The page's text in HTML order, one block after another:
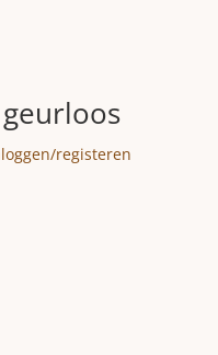
registeren